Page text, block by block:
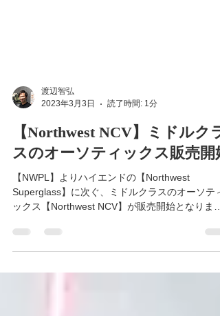
2023年3月3日
読了時間: 1分
【Northwest NCV】ミドルクラ
スのオーソティックス販売開
【NWPL】よりハイエンドの【Northwest
Superglass】に次ぐ、ミドルクラスのオーソティ
ックス【Northwest NCV】が販売開始となりまし
【Northwest...